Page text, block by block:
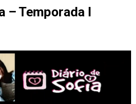
– Temporada I